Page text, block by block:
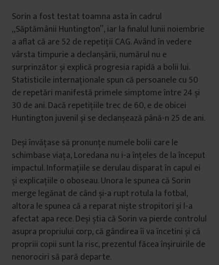
Sorin a fost testat toamna asta în cadrul
„Săptămânii Huntington”, iar la finalul lunii noiembrie
a aflat că are 52 de repetiții CAG. Având în vedere
vârsta timpurie a declanșării, numărul nu e
surprinzător și explică progresia rapidă a bolii lui.
Statisticile internaționale spun că persoanele cu 50
de repetări manifestă primele simptome între 24 și
30 de ani. Dacă repetițiile trec de 60, e de obicei
Huntington juvenil și se declanșează până-n 25 de ani.
Deși învățase să pronunțe numele bolii care le
schimbase viața, Loredana nu i-a înțeles de la început
impactul. Informațiile se derulau disparat în capul ei
și explicațiile o oboseau. Unora le spunea că Sorin
merge legănat de când și-a rupt rotula la fotbal,
altora le spunea că a reparat niște stropitori și l-a
afectat apa rece. Deși știa că Sorin va pierde controlul
asupra propriului corp, că gândirea îi va încetini și că
propriii copii sunt la risc, prezentul făcea înșiruirile de
nenorociri să pară departe.